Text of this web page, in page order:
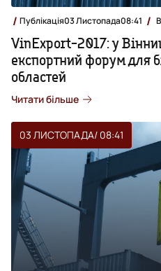
Публікація03 Листопада08:41
VinExport-2017: у
експортний форум для
областей
Читати більше
03 ЛИСТОПАДА/ 08:41